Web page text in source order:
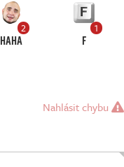
2
HAHA
1
F
Nahlásit chybu